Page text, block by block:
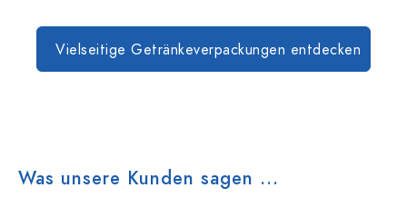
Vielseitige Getränkeverpackungen entdecken
Was unsere Kunden sagen ...